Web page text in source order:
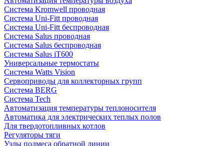
Система Kromwell проводная
Система Uni-Fitt проводная
Система Uni-Fitt беспроводная
Система Salus проводная
Система Salus беспроводная
Система Salus iT600
Универсальные термостаты
Система Watts Vision
Сервоприводы для коллекторных групп
Система BERG
Система Tech
Автоматизация температуры теплоносителя
Автоматика для электрических теплых полов
Для твердотопливных котлов
Регуляторы тяги
Узлы подмеса обратной линии